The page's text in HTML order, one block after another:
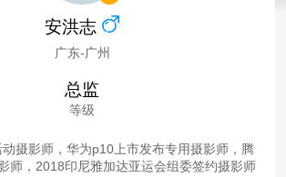
安洪志
广东-广州
总监
等级
摄影师，华为p10上市发布专用摄影师，腾
师，2018印尼雅加达亚运会组委签约摄影师